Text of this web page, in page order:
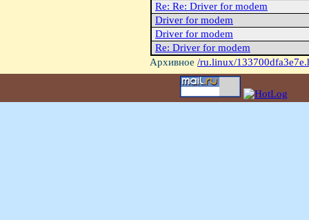
Re: Re: Driver for modem
Driver for modem
Driver for modem
Re: Driver for modem
Архивное /ru.linux/